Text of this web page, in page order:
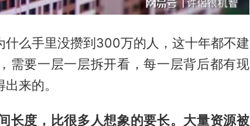
什么手里没攒到300万的人，这十年都不建
需要一层一层拆开看，每一层背后都有现
来的。
长度，比很多人想象的要长。大量资源被